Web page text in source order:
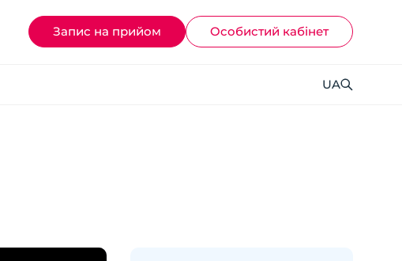
Запис на прийом Ocoбистий кабінет
UA